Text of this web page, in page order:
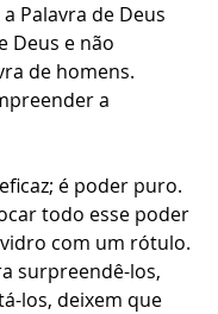
Palavra de Deus
Deus e não
de homens.
a
é poder puro.
todo esse poder
com um rótulo.
surpreendê-los,
los, deixem que